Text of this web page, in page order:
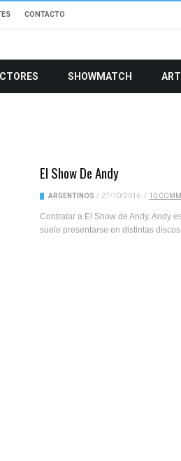
CONTACTO
SHOWMATCH
El Show De Andy
ARGENTINOS / 27/10/2016 / 10
Contratar a El Show de Andy. Andy
suele presentarse en distintas